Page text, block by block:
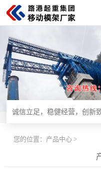
诚信立足，稳健经营，创新
诚信立足，稳健经营，创新
诚信立足，稳健经营，创新
诚信立足，稳健经营，创新
您的位置： 产品中心 >